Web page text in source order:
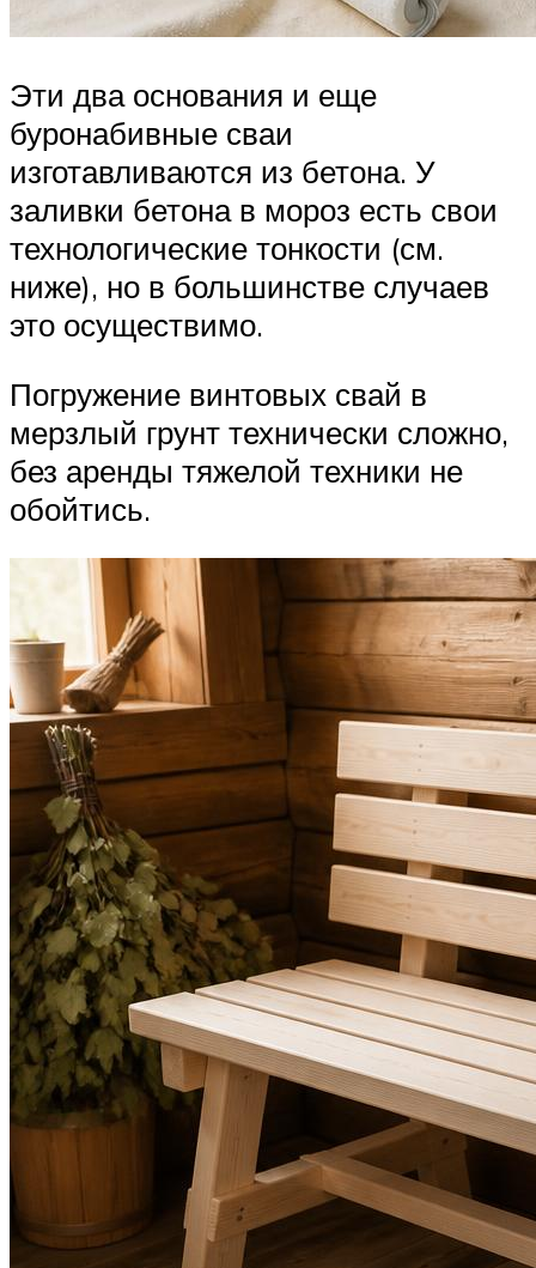
Эти два основания и еще
буронабивные сваи
изготавливаются из бетона. У
заливки бетона в мороз есть свои
технологические тонкости (см.
ниже), но в большинстве случаев
это осуществимо.
Погружение винтовых свай в
мерзлый грунт технически сложно,
без аренды тяжелой техники не
обойтись.